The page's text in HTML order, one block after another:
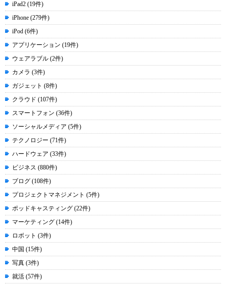
iPad2 (19件)
iPhone (279件)
iPod (6件)
アプリケーション (19件)
ウェアラブル (2件)
カメラ (3件)
ガジェット (8件)
クラウド (107件)
スマートフォン (36件)
ソーシャルメディア (5件)
テクノロジー (71件)
ハードウェア (33件)
ビジネス (880件)
ブログ (108件)
プロジェクトマネジメント (5件)
ポッドキャスティング (22件)
マーケティング (14件)
ロボット (3件)
中国 (15件)
写真 (3件)
就活 (57件)